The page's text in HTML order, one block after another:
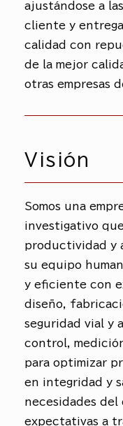
ajustándose a
cliente y
calidad con
de la mejor
otras empresas
Visión
Somos una
investigativo
productividad y
su equipo
y eficiente con
diseño,
seguridad vial y
control,
para optimizar
en integridad y
necesidades del
expectativas a